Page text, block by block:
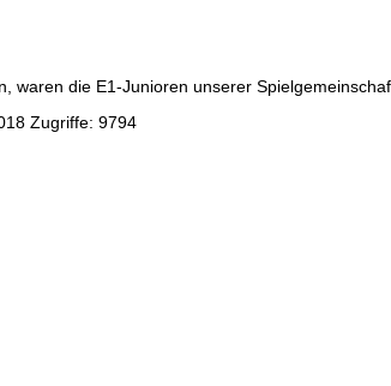
waren die E1-Junioren unserer
Zugriffe: 9794